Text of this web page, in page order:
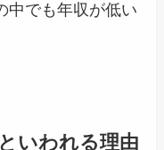
中でも年収が低い
いわれる理由